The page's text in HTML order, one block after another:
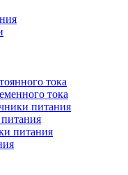
тока
тока
питания
питания